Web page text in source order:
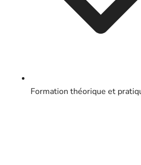
Formation théorique et